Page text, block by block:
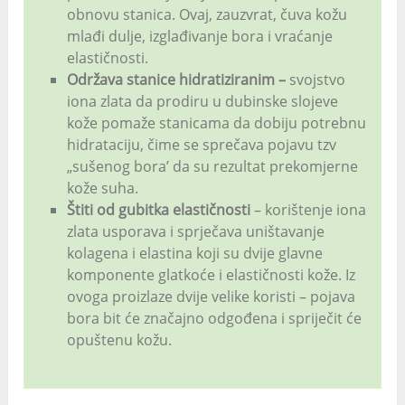
obnovu stanica. Ovaj, zauzvrat, čuva kožu
mlađi dulje, izglađivanje bora i vraćanje
elastičnosti.
Održava stanice hidratiziranim –svojstvo
iona zlata da prodiru u dubinske slojeve
kože pomaže stanicama da dobiju potrebnu
hidrataciju, čime se sprečava pojavu tzv
„sušenog bora’ da su rezultat prekomjerne
kože suha.
Štiti od gubitka elastičnosti– korištenje iona
zlata usporava i sprječava uništavanje
kolagena i elastina koji su dvije glavne
komponente glatkoće i elastičnosti kože. Iz
ovoga proizlaze dvije velike koristi – pojava
bora bit će značajno odgođena i spriječit će
opuštenu kožu.